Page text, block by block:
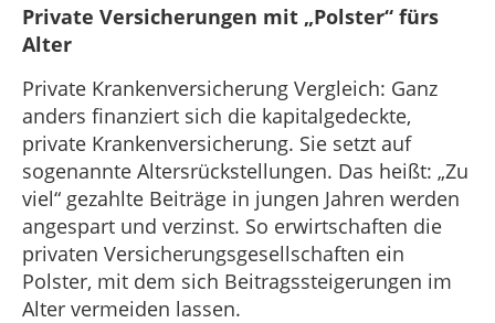
Private Versicherungen mit „Polster“ fürs
Alter
Private Krankenversicherung Vergleich: Ganz
anders finanziert sich die kapitalgedeckte,
private Krankenversicherung. Sie setzt auf
sogenannte Altersrückstellungen. Das heißt: „Zu
viel“ gezahlte Beiträge in jungen Jahren werden
angespart und verzinst. So erwirtschaften die
privaten Versicherungsgesellschaften ein
Polster, mit dem sich Beitragssteigerungen im
Alter vermeiden lassen.